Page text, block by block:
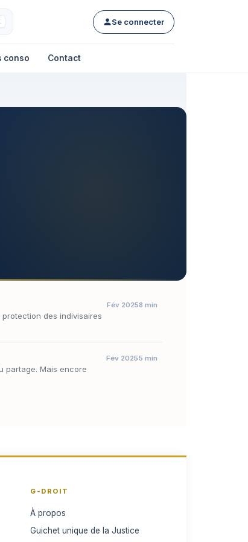
Se connecter
conso Contact
des indivisaires
Fév 20258 min
partage. Mais encore
Fév 20255 min
G-DROIT
À propos
Guichet unique de la Justice